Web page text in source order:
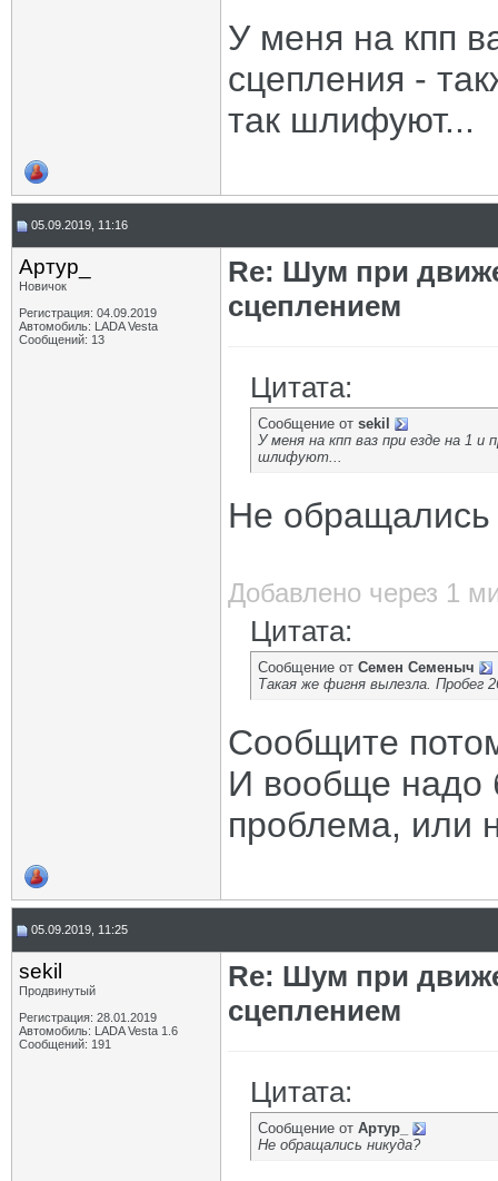
У меня на кпп
сцепления -
так шлифуют...
05.09.2019, 11:16
Артур_
Новичок
Регистрация: 04.09.2019
Автомобиль: LADA Vesta
Сообщений: 13
Re: Шум при
сцеплением
Цитата:
Сообщение от sekil
У меня на кпп ваз при езде на 1
шлифуют...
Не обращались
Добавлено через 1
Цитата:
Сообщение от Семен Семеныч
Такая же фигня вылезла. Пробег
Сообщите
И вообще надо
проблема, или
05.09.2019, 11:25
sekil
Продвинутый
Регистрация: 28.01.2019
Автомобиль: LADA Vesta 1.6
Сообщений: 191
Re: Шум при
сцеплением
Цитата:
Сообщение от Артур_
Не обращались никуда?